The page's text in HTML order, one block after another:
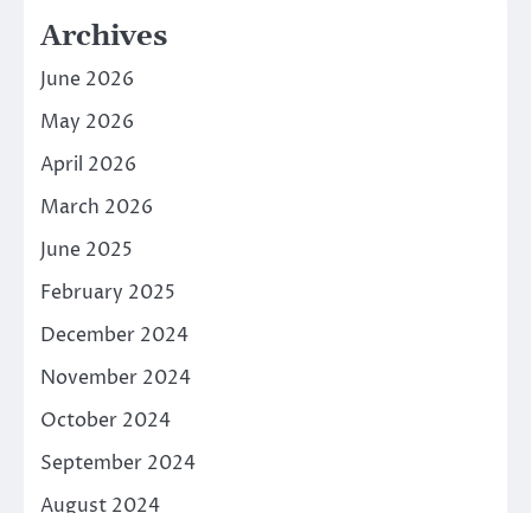
Archives
June 2026
May 2026
April 2026
March 2026
June 2025
February 2025
December 2024
November 2024
October 2024
September 2024
August 2024